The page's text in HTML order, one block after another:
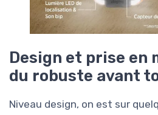
Design et prise en
du robuste avant
Niveau design, on est sur